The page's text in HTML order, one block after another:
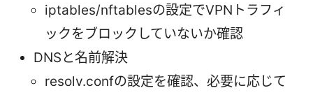
iptables/nftablesの設定でVPNトラフィ
ックをブロックしていないか確認
DNSと名前解決
resolv.confの設定を確認、必要に応じて